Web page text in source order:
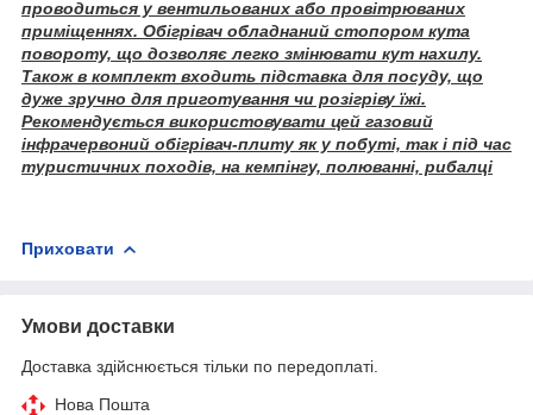
проводиться у вентильованих або провітрюваних
приміщеннях. Обігрівач обладнаний стопором кута
повороту, що дозволяє легко змінювати кут нахилу.
Також в комплект входить підставка для посуду, що
дуже зручно для приготування чи розігріву їжі.
Рекомендується використовувати цей газовий
інфрачервоний обігрівач-плиту як у побуті, так і під час
туристичних походів, на кемпінгу, полюванні, рибалці
Приховати
Умови доставки
Доставка здійснюється тільки по передоплаті.
Нова Пошта